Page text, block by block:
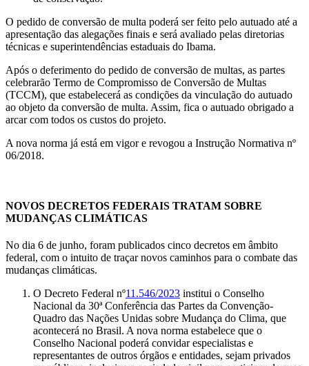
O pedido de conversão de multa poderá ser feito pelo autuado até a
apresentação das alegações finais e será avaliado pelas diretorias
técnicas e superintendências estaduais do Ibama.
Após o deferimento do pedido de conversão de multas, as partes
celebrarão Termo de Compromisso de Conversão de Multas
(TCCM), que estabelecerá as condições da vinculação do autuado
ao objeto da conversão de multa. Assim, fica o autuado obrigado a
arcar com todos os custos do projeto.
A nova norma já está em vigor e revogou a Instrução Normativa nº
06/2018.
NOVOS DECRETOS FEDERAIS TRATAM SOBRE
MUDANÇAS CLIMÁTICAS
No dia 6 de junho, foram publicados cinco decretos em âmbito
federal, com o intuito de traçar novos caminhos para o combate das
mudanças climáticas.
O Decreto Federal nº11.546/2023 institui o Conselho
Nacional da 30ª Conferência das Partes da Convenção-
Quadro das Nações Unidas sobre Mudança do Clima, que
acontecerá no Brasil. A nova norma estabelece que o
Conselho Nacional poderá convidar especialistas e
representantes de outros órgãos e entidades, sejam privados